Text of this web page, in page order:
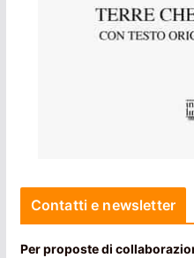
Contatti e newsletter
Per proposte di